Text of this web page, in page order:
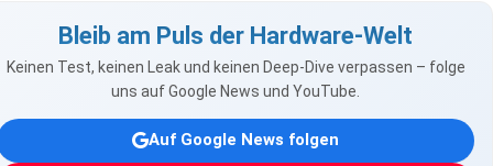
Bleib am Puls der Hardware-Welt
Keinen Test, keinen Leak und keinen Deep-Dive verpassen – folge
uns auf Google News und YouTube.
Auf Google News folgen